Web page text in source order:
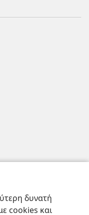
δυνατή
cookies και
ΜΜΕ